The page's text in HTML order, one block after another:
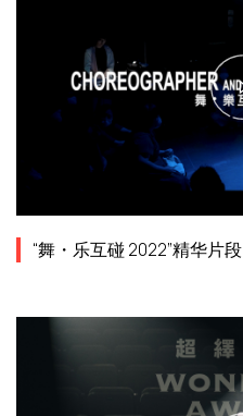
“舞・乐互碰 2022”精华片段